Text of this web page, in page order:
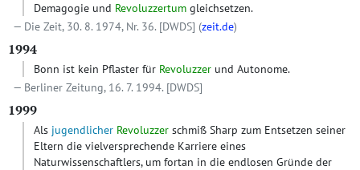
Demagogie und Revoluzzertum gleichsetzen.
Die Zeit, 30. 8. 1974, Nr. 36. [DWDS] (zeit.de)
1994
Bonn ist kein Pflaster für Revoluzzer und Autonome.
Berliner Zeitung, 16. 7. 1994. [DWDS]
1999
Als jugendlicher Revoluzzer schmiß Sharp zum Entsetzen seiner
Eltern die vielversprechende Karriere eines
Naturwissenschaftlers, um fortan in die endlosen Gründe der